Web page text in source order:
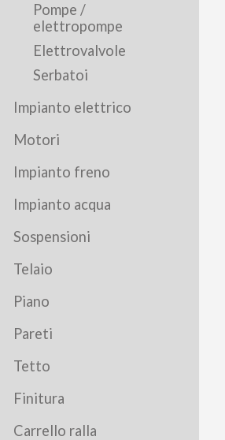
Pompe /
elettropompe
Elettrovalvole
Serbatoi
Impianto elettrico
Motori
Impianto freno
Impianto acqua
Sospensioni
Telaio
Piano
Pareti
Tetto
Finitura
Carrello ralla